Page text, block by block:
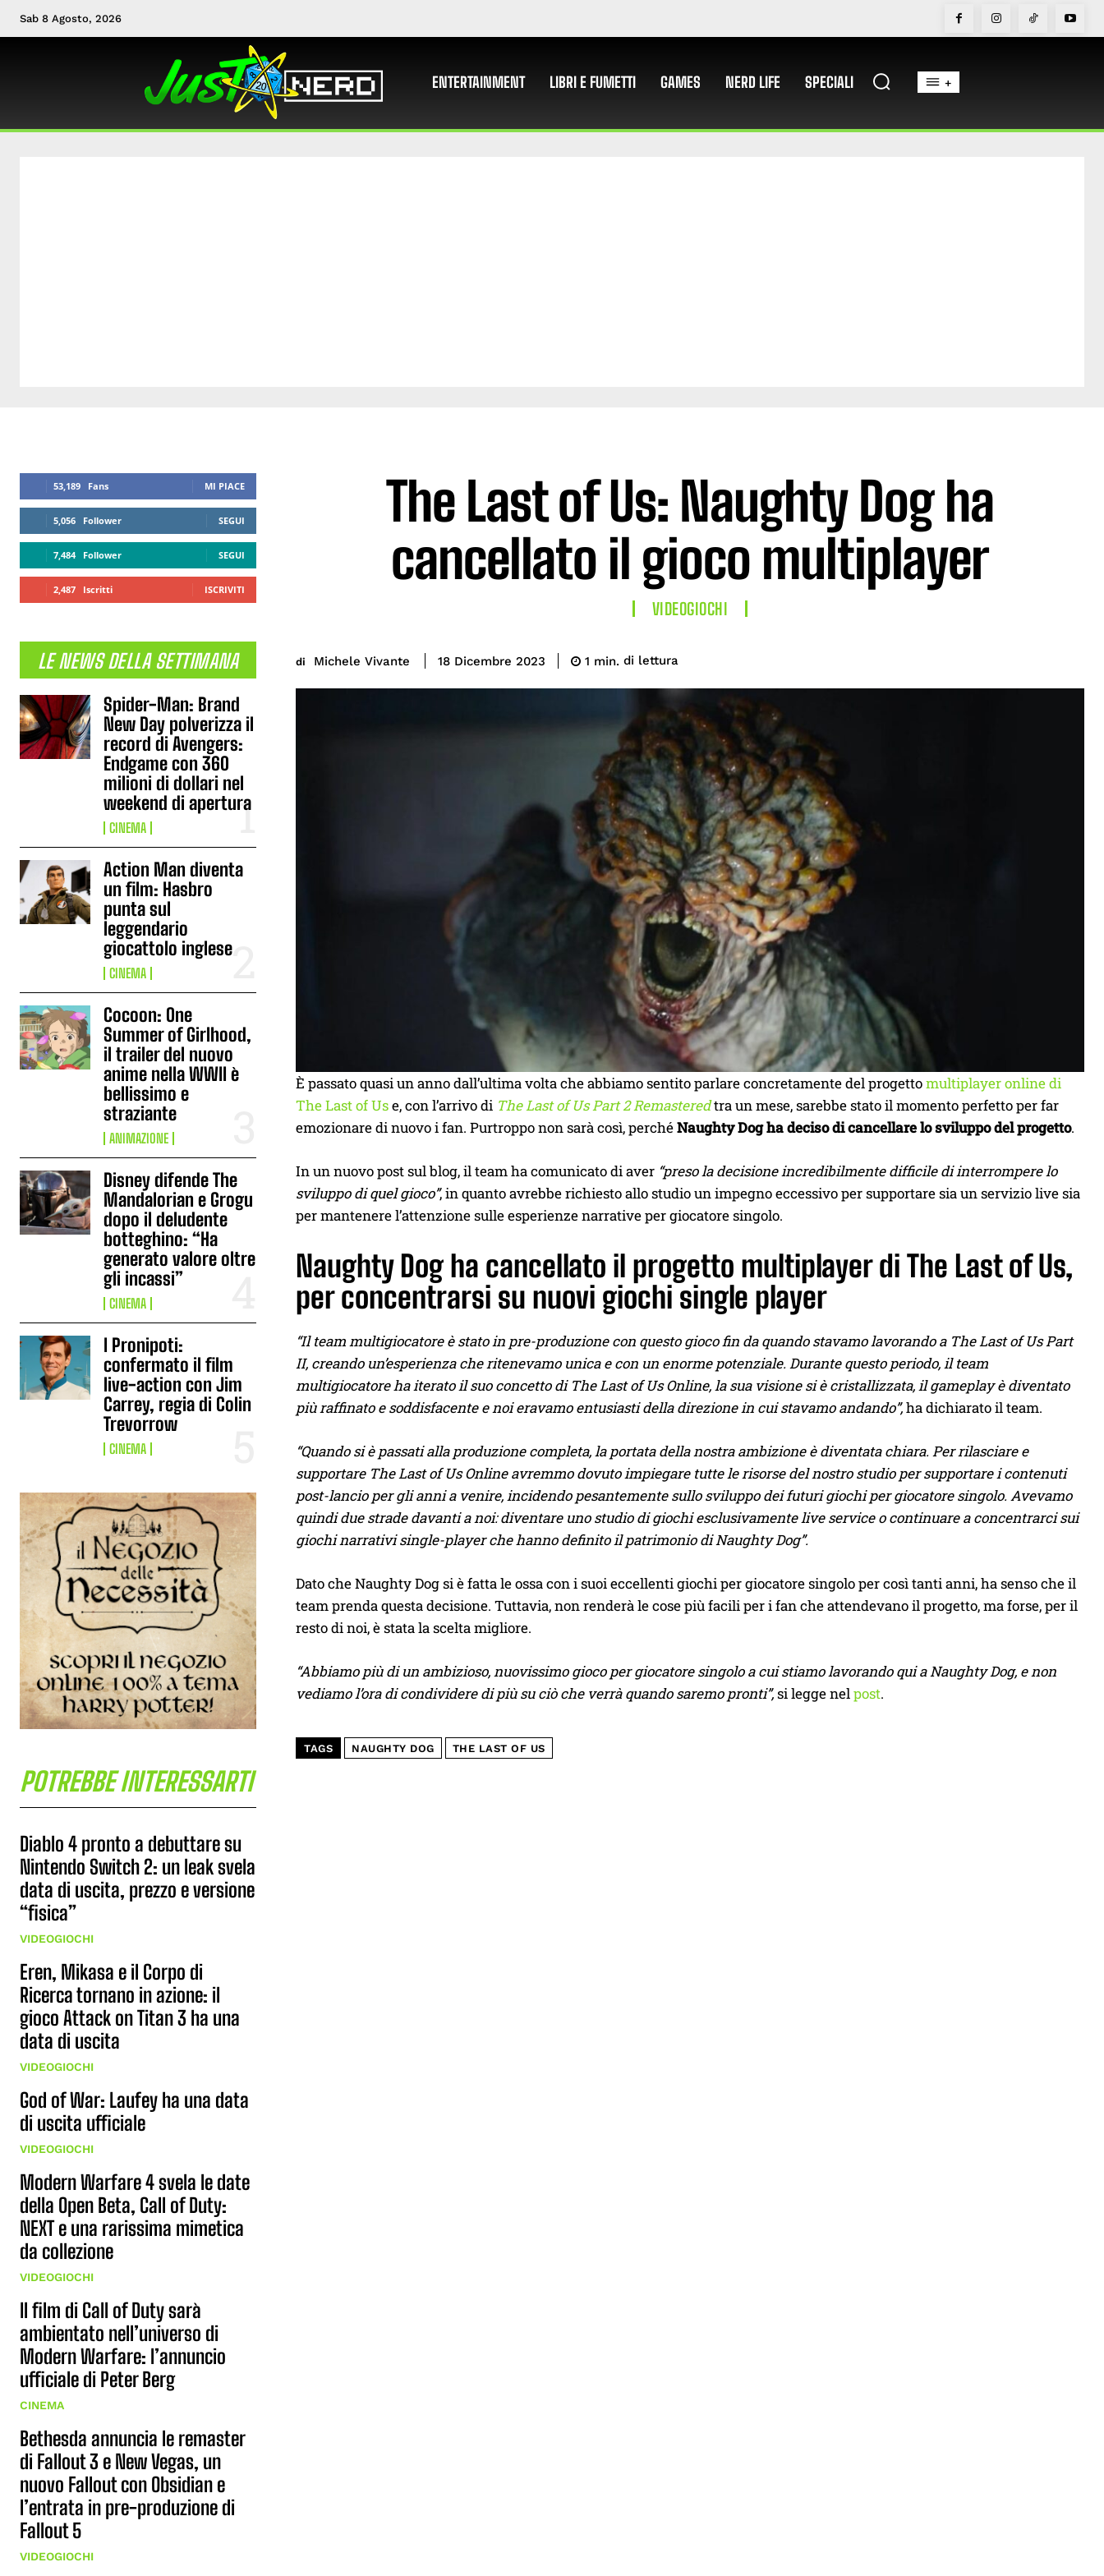
Sab 8 Agosto, 2026
ENTERTAINMENT LIBRI E FUMETTI GAMES NERD LIFE SPECIALI +
53,189 Fans MI PIACE
5,056 Follower SEGUI
7,484 Follower SEGUI
2,487 Iscritti ISCRIVITI
LE NEWS DELLA SETTIMANA
Spider-Man: Brand
New Day polverizza il
record di Avengers:
Endgame con 360
milioni di dollari nel
weekend di apertura
CINEMA
Action Man diventa
un film: Hasbro
punta sul
leggendario
giocattolo inglese
CINEMA
Cocoon: One
Summer of Girlhood,
il trailer del nuovo
anime nella WWII è
bellissimo e
straziante
ANIMAZIONE
Disney difende The
Mandalorian e Grogu
dopo il deludente
botteghino: “Ha
generato valore oltre
gli incassi”
CINEMA
I Pronipoti:
confermato il film
live-action con Jim
Carrey, regia di Colin
Trevorrow
CINEMA
POTREBBE INTERESSARTI
Diablo 4 pronto a debuttare su
Nintendo Switch 2: un leak svela
data di uscita, prezzo e versione
“fisica”
VIDEOGIOCHI
Eren, Mikasa e il Corpo di
Ricerca tornano in azione: il
gioco Attack on Titan 3 ha una
data di uscita
VIDEOGIOCHI
God of War: Laufey ha una data
di uscita ufficiale
VIDEOGIOCHI
Modern Warfare 4 svela le date
della Open Beta, Call of Duty:
NEXT e una rarissima mimetica
da collezione
VIDEOGIOCHI
Il film di Call of Duty sarà
ambientato nell’universo di
Modern Warfare: l’annuncio
ufficiale di Peter Berg
CINEMA
Bethesda annuncia le remaster
di Fallout 3 e New Vegas, un
nuovo Fallout con Obsidian e
l’entrata in pre-produzione di
Fallout 5
VIDEOGIOCHI
The Last of Us: Naughty Dog ha
cancellato il gioco multiplayer
VIDEOGIOCHI
di Michele Vivante 18 Dicembre 2023 1 min. di lettura
È passato quasi un anno dall’ultima volta che abbiamo sentito parlare concretamente del progettomultiplayer online di
The Last of Use, con l’arrivo di The Last of Us Part 2 Remasteredtra un mese, sarebbe stato il momento perfetto per far
emozionare di nuovo i fan. Purtroppo non sarà così, perchéNaughty Dog ha deciso di cancellare lo sviluppo del progetto.
In un nuovo post sul blog, il team ha comunicato di aver “preso la decisione incredibilmente difficile di interrompere lo
sviluppo di quel gioco”, in quanto avrebbe richiesto allo studio un impegno eccessivo per supportare sia un servizio live sia
per mantenere l’attenzione sulle esperienze narrative per giocatore singolo.
Naughty Dog ha cancellato il progetto multiplayer di The Last of Us,
per concentrarsi su nuovi giochi single player
“Il team multigiocatore è stato in pre-produzione con questo gioco fin da quando stavamo lavorando a The Last of Us Part
II, creando un’esperienza che ritenevamo unica e con un enorme potenziale. Durante questo periodo, il team
multigiocatore ha iterato il suo concetto di The Last of Us Online, la sua visione si è cristallizzata, il gameplay è diventato
più raffinato e soddisfacente e noi eravamo entusiasti della direzione in cui stavamo andando”,ha dichiarato il team.
“Quando si è passati alla produzione completa, la portata della nostra ambizione è diventata chiara. Per rilasciare e
supportare The Last of Us Online avremmo dovuto impiegare tutte le risorse del nostro studio per supportare i contenuti
post-lancio per gli anni a venire, incidendo pesantemente sullo sviluppo dei futuri giochi per giocatore singolo. Avevamo
quindi due strade davanti a noi: diventare uno studio di giochi esclusivamente live service o continuare a concentrarci sui
giochi narrativi single-player che hanno definito il patrimonio di Naughty Dog”.
Dato che Naughty Dog si è fatta le ossa con i suoi eccellenti giochi per giocatore singolo per così tanti anni, ha senso che il
team prenda questa decisione. Tuttavia, non renderà le cose più facili per i fan che attendevano il progetto, ma forse, per il
resto di noi, è stata la scelta migliore.
“Abbiamo più di un ambizioso, nuovissimo gioco per giocatore singolo a cui stiamo lavorando qui a Naughty Dog, e non
vediamo l’ora di condividere di più su ciò che verrà quando saremo pronti”,si legge nelpost.
TAGS NAUGHTY DOG THE LAST OF US